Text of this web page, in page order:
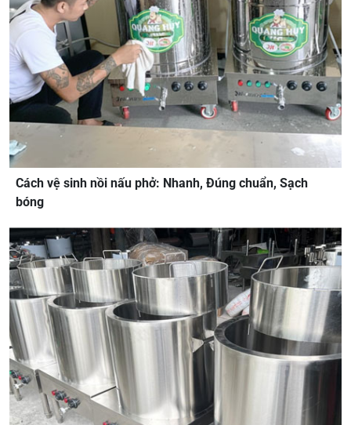
Cách vệ sinh nồi nấu phở: Nhanh, Đúng chuẩn, Sạch
bóng